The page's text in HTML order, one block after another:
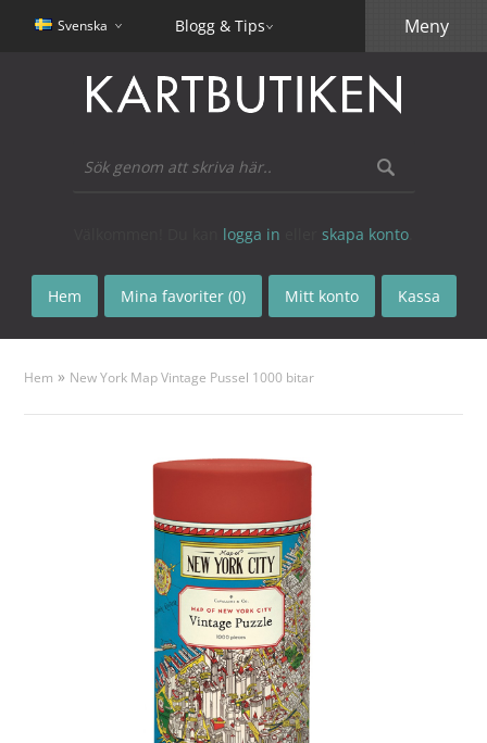
Svenska Blogg & Tips
logga in skapa konto
Hem Mina favoriter (0) Mitt konto Kassa
Meny
Hem » New York Map Vintage Pussel 1000 bitar